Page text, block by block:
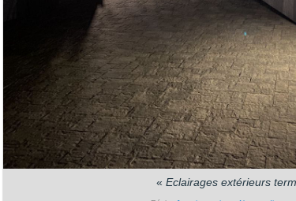
« Eclairages extérieurs